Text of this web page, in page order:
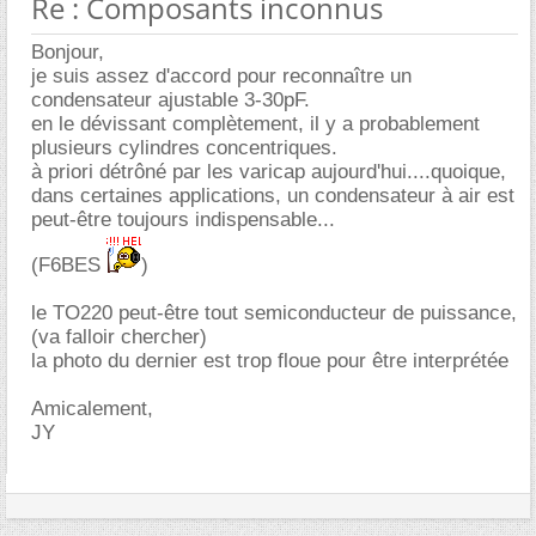
Bonjour,
je suis assez d'accord pour reconnaître un
condensateur ajustable 3-30pF.
en le dévissant complètement, il y a probablement
plusieurs cylindres concentriques.
à priori détrôné par les varicap aujourd'hui....quoique,
dans certaines applications, un condensateur à air est
peut-être toujours indispensable...
(F6BES
)
le TO220 peut-être tout semiconducteur de puissance,
(va falloir chercher)
la photo du dernier est trop floue pour être interprétée
Amicalement,
JY